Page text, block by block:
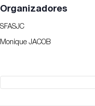
Organizadores
SFASJC
Monique JACOB